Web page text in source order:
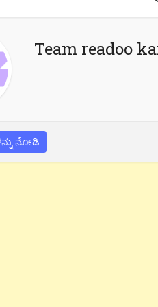
Team readoo
ನೋಡಿ